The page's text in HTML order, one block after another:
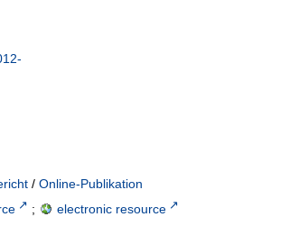
/ Online-Publikation
;
electronic resource